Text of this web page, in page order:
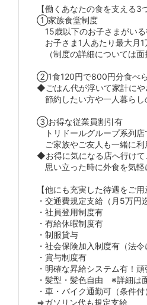
【働くあなたの食を支える3
①家族食堂制度
15歳以下のお子さまがいる
お子さま1人あたり最大月1
（制度の詳細については面
②1食120円で800円分食べ
◆ごはん代が浮いて家計にや
節約したい方や一人暮らし
③お得な従業員割引有
トリドールグループ系列店
ご家族やご友人も一緒に利
◆お得に気になる店へ行けて
思い立った時に外食を気軽
【他にも充実した待遇をご用
・交通費規定支給（月5万円
・社員登用制度有
・有給休暇制度有
・制服貸与
・社会保険加入制度有（法令
・賞与制度有
・明確な昇給システム有！
・髪型・髪色自由 ※詳細は
・車・バイク通勤可（条件付
⇒ガソリン代も規定支給